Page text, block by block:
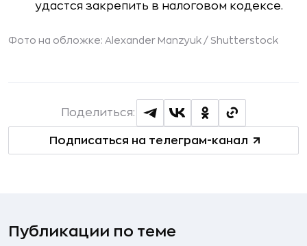
удастся закрепить в налоговом кодексе.
Фото на обложке: Alexander Manzyuk / Shutterstock
Подписаться на телеграм-канал
Поделиться:
Публикации по теме